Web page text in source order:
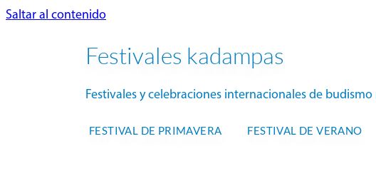
Saltar al contenido
Festivales kadampas
Festivales y celebraciones internacionales de
FESTIVAL DE PRIMAVERA FESTIVAL DE VERANO